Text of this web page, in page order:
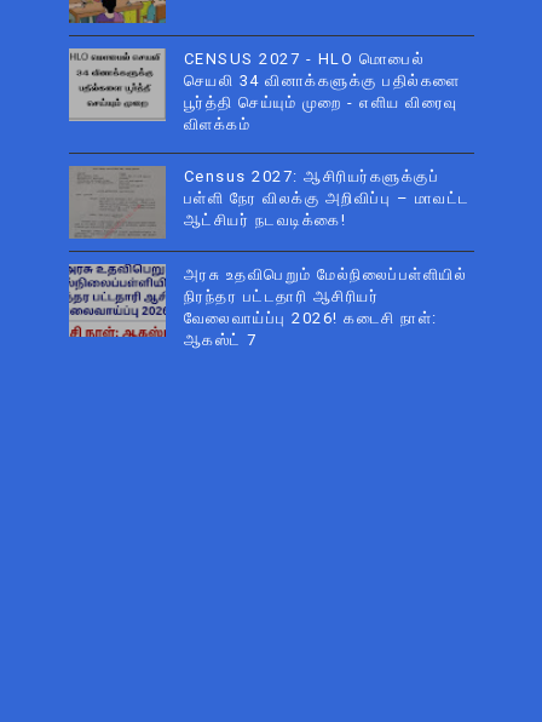
CENSUS 2027 - HLO மொபைல்
செயலி 34 வினாக்களுக்கு பதில்களை
பூர்த்தி செய்யும் முறை - எளிய விரைவு
விளக்கம்
Census 2027: ஆசிரியர்களுக்குப்
பள்ளி நேர விலக்கு அறிவிப்பு – மாவட்ட
ஆட்சியர் நடவடிக்கை!
அரசு உதவிபெறும் மேல்நிலைப்பள்ளியில்
நிரந்தர பட்டதாரி ஆசிரியர்
வேலைவாய்ப்பு 2026! கடைசி நாள்:
ஆகஸ்ட் 7